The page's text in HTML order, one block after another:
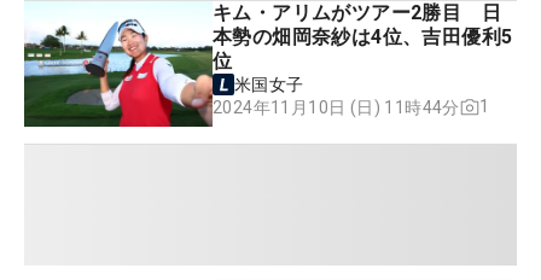
キム・アリムがツアー2勝目 日
本勢の畑岡奈紗は4位、吉田優利5
位
米国女子
2024年11月10日 (日) 11時44分
1